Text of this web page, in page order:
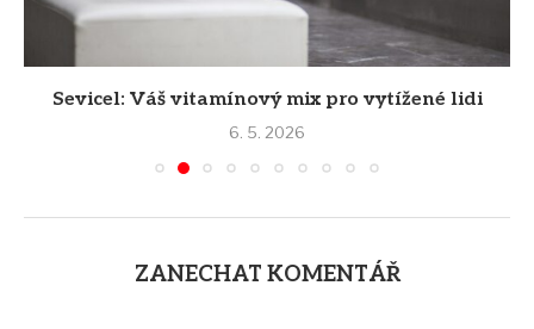
Sevicel: Váš vitamínový mix pro vytížené lidi
6. 5. 2026
ZANECHAT KOMENTÁŘ